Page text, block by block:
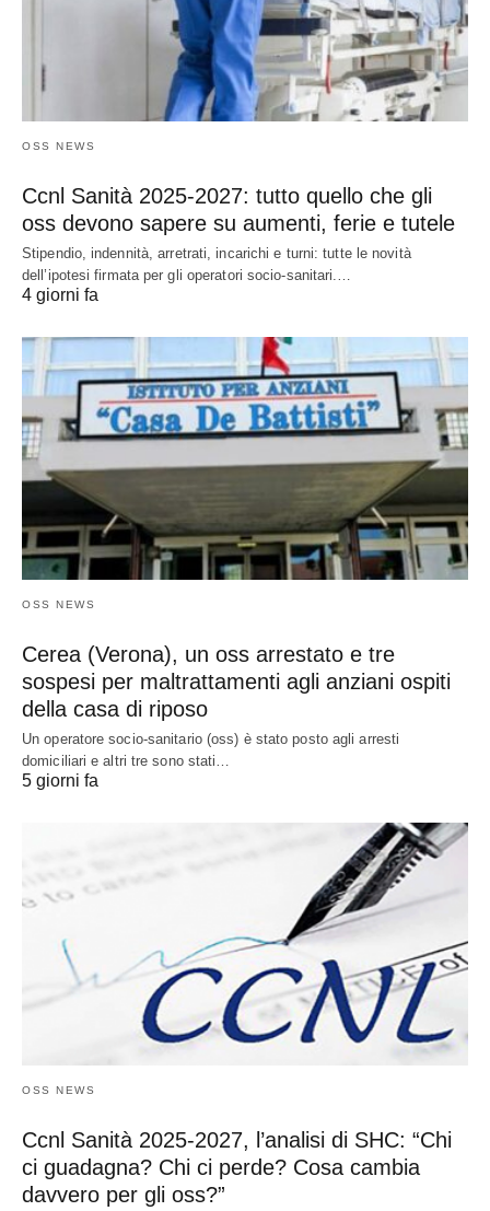
OSS NEWS
Ccnl Sanità 2025-2027: tutto quello che gli
oss devono sapere su aumenti, ferie e tutele
Stipendio, indennità, arretrati, incarichi e turni: tutte le novità
dell’ipotesi firmata per gli operatori socio-sanitari.…
4 giorni fa
OSS NEWS
Cerea (Verona), un oss arrestato e tre
sospesi per maltrattamenti agli anziani ospiti
della casa di riposo
Un operatore socio-sanitario (oss) è stato posto agli arresti
domiciliari e altri tre sono stati…
5 giorni fa
OSS NEWS
Ccnl Sanità 2025-2027, l’analisi di SHC: “Chi
ci guadagna? Chi ci perde? Cosa cambia
davvero per gli oss?”